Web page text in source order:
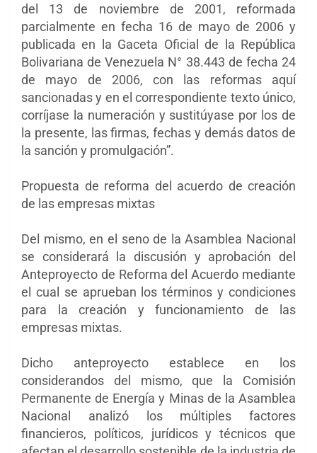
del 13 de noviembre de 2001, reformada
parcialmente en fecha 16 de mayo de 2006 y
publicada en la Gaceta Oficial de la República
Bolivariana de Venezuela N° 38.443 de fecha 24
de mayo de 2006, con las reformas aquí
sancionadas y en el correspondiente texto único,
corríjase la numeración y sustitúyase por los de
la presente, las firmas, fechas y demás datos de
la sanción y promulgación”.
Propuesta de reforma del acuerdo de creación
de las empresas mixtas
Del mismo, en el seno de la Asamblea Nacional
se considerará la discusión y aprobación del
Anteproyecto de Reforma del Acuerdo mediante
el cual se aprueban los términos y condiciones
para la creación y funcionamiento de las
empresas mixtas.
Dicho anteproyecto establece en los
considerandos del mismo, que la Comisión
Permanente de Energía y Minas de la Asamblea
Nacional analizó los múltiples factores
financieros, políticos, jurídicos y técnicos que